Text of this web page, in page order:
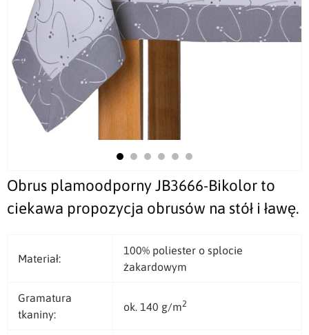
Obrus plamoodporny JB3666-Bikolor to
ciekawa propozycja obrusów na stół i ławę.
Materiał:
100% poliester o splocie
żakardowym
Gramatura
tkaniny:
ok. 140 g/m2